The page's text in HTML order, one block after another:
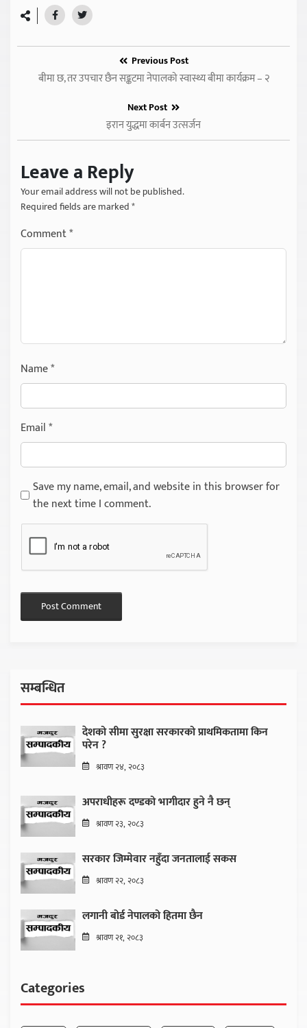
Previous Post
बीमा छ, तर उपचार छैन सङ्कटमा नेपालको स्वास्थ्य बीमा कार्यक्रम – २
Next Post
इरान युद्धमा कार्बन उत्सर्जन
Leave a Reply
Your email address will not be published.
Required fields are marked*
Comment*
Name*
Email*
Save my name, email, and website in this browser for
the next time I comment.
सम्बन्धित
देशको सीमा सुरक्षा सरकारको प्राथमिकतामा किन
परेन ?
श्रावण २४, २०८३
अपराधीहरू दण्डको भागीदार हुने नै छन्
श्रावण २३, २०८३
सरकार जिम्मेवार नहुँदा जनतालाई सकस
श्रावण २२, २०८३
लगानी बोर्ड नेपालको हितमा छैन
श्रावण २१, २०८३
Categories